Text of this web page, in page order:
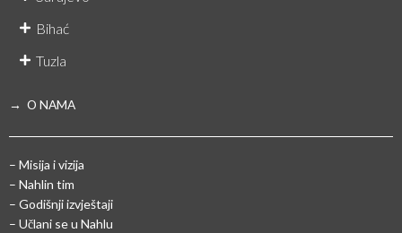
Bihać
Tuzla
→ O NAMA
– Misija i vizija
– Nahlin tim
– Godišnji izvještaji
– Učlani se u Nahlu